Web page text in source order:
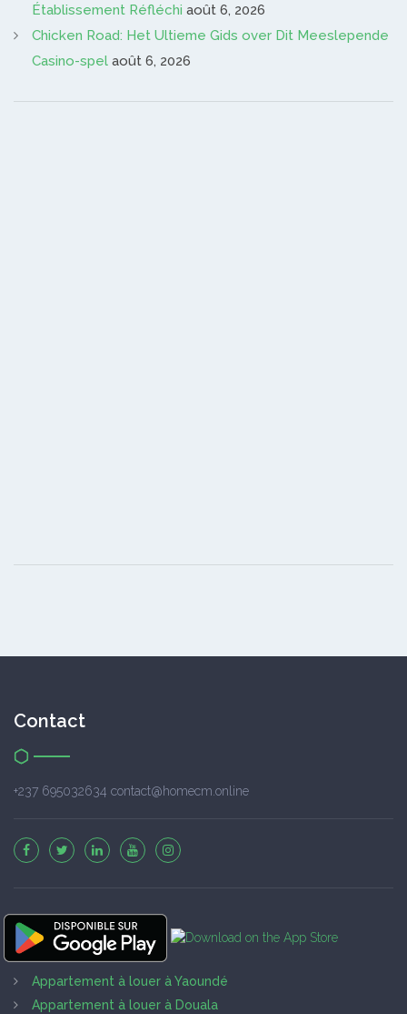
Établissement Réfléchi août 6, 2026
Chicken Road: Het Ultieme Gids over Dit Meeslepende
Casino-spel août 6, 2026
Contact
+237 695032634 contact@homecm.online
Appartement à louer à Yaoundé
Appartement à louer à Douala